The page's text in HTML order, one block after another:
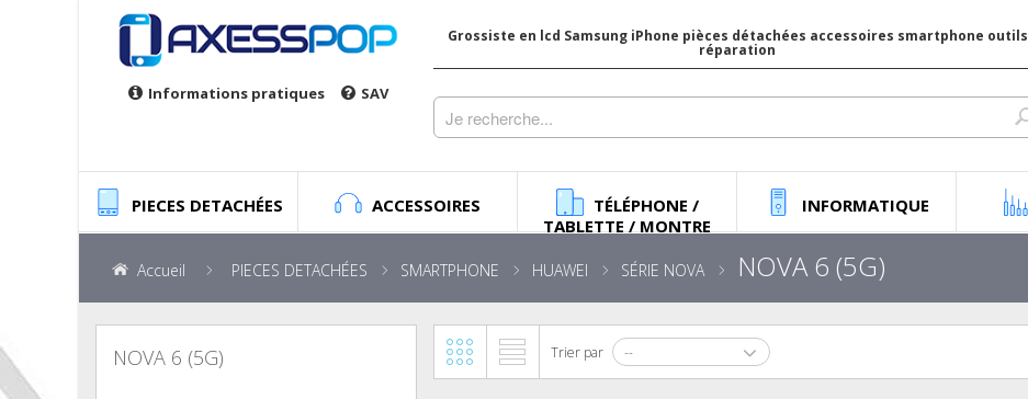
Informations pratiques SAV
Grossiste en lcd Samsung iPhone pièces détachées accessoires smartphone outils
réparation
PIECES DETACHÉES ACCESSOIRES
TÉLÉPHONE /
TABLETTE / MONTRE
INFORMATIQUE
Accueil PIECES DETACHÉES SMARTPHONE HUAWEI SÉRIE NOVA NOVA 6 (5G)
NOVA 6 (5G) Trier par --